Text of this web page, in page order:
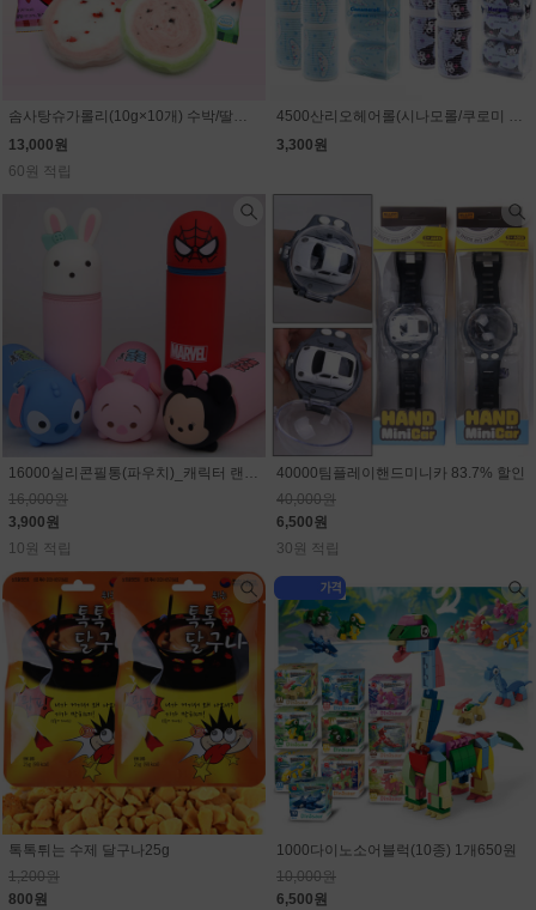
솜사탕슈가롤리(10g×10개) 수박/딸기 선택 (1개 1300원)
13,000원
60원 적립
4500산리오헤어롤(시나모롤/쿠로미 선택)
3,300원
16000실리콘필통(파우치)_캐릭터 랜덤(마블,스티치,디즈니)75.6% 할인
16,000원
3,900원
10원 적립
40000팀플레이핸드미니카 83.7% 할인
40,000원
6,500원
30원 적립
톡톡튀는 수제 달구나25g
1,200원
800원
1000다이노소어블럭(10종) 1개650원
10,000원
6,500원